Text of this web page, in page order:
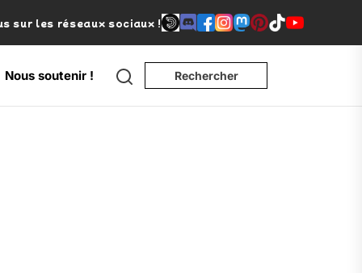
sur les réseaux sociaux !
Nous soutenir ! Search Rechercher